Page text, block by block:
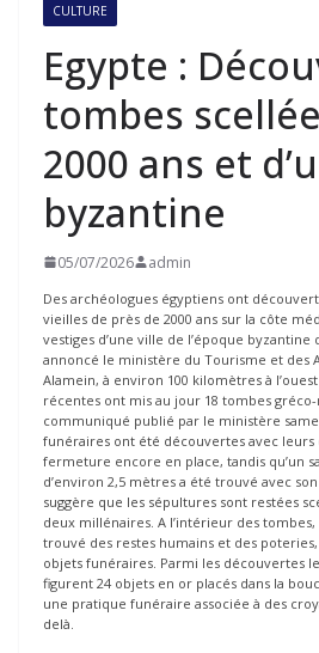
CULTURE
Egypte :
tombes
2000 ans et
byzantine
05/07/2026 admin
Des archéologues égyptiens ont
vieilles de près de 2000 ans sur la côte
vestiges d’une ville de l’époque
annoncé le ministère du Tourisme et des
Alamein, à environ 100 kilomètres à
récentes ont mis au jour 18 tombes
communiqué publié par le ministère
funéraires ont été découvertes avec leurs
fermeture encore en place, tandis qu’un
d’environ 2,5 mètres a été trouvé avec
suggère que les sépultures sont restées
deux millénaires. A l’intérieur des
trouvé des restes humains et des
objets funéraires. Parmi les découvertes
figurent 24 objets en or placés dans la
une pratique funéraire associée à des
delà.